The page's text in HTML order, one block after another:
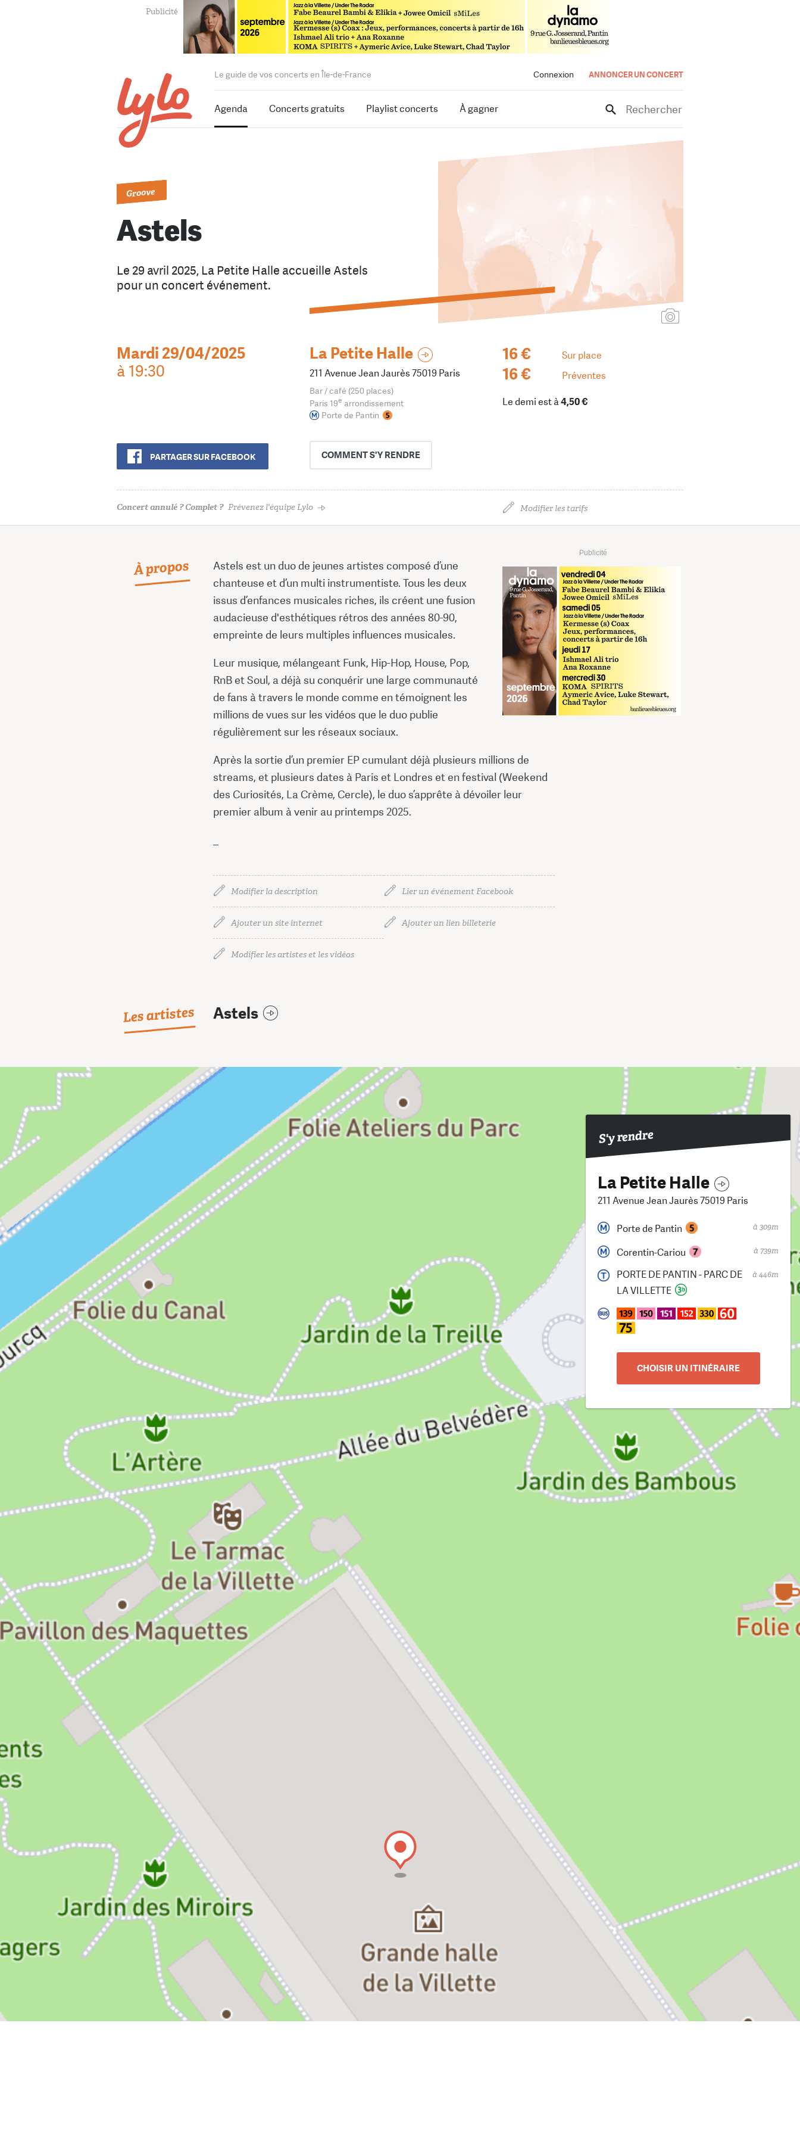
Connexion ANNONCER UN CONCERT
Le guide de vos concerts en Île-de-France
Agenda Concerts gratuits Playlist concerts À gagner Rechercher
Groove
Astels
Le 29 avril 2025, La Petite Halle accueille Astels
pour un concert événement.
Mardi 29/04/2025
à 19:30
PARTAGER SUR FACEBOOK
La Petite Halle
211 Avenue Jean Jaurès 75019 Paris
Bar / café (250 places)
Paris 19e arrondissement
Porte de Pantin
COMMENTS'Y RENDRE
16 € Sur place
16 € Préventes
Le demi est à4,50 €
Concert annulé ? Complet ? Prévenez l'équipe Lylo Modifier les tarifs
À propos
Publicité
Astels est un duo de jeunes artistes composé d’une
chanteuse et d’un multi instrumentiste. Tous les deux
issus d’enfances musicales riches, ils créent une fusion
audacieuse d'esthétiques rétros des années 80-90,
empreinte de leurs multiples influences musicales.
Leur musique, mélangeant Funk, Hip-Hop, House, Pop,
RnB et Soul, a déjà su conquérir une large communauté
de fans à travers le monde comme en témoignent les
millions de vues sur les vidéos que le duo publie
régulièrement sur les réseaux sociaux.
Après la sortie d’un premier EP cumulant déjà plusieurs millions de
streams, et plusieurs dates à Paris et Londres et en festival (Weekend
des Curiosités, La Crème, Cercle), le duo s’apprête à dévoiler leur
premier album à venir au printemps 2025.
Modifier la description Lier un événement Facebook
Ajouter un site internet Ajouter un lien billeterie
Modifier les artistes et les vidéos
Les artistes Astels
S'y rendre
La Petite Halle
211 Avenue Jean Jaurès 75019 Paris
Porte de Pantin à 309m
Corentin-Cariou à 739m
PORTE DE PANTIN - PARC DE
LA VILLETTE
à 446m
CHOISIR UN ITINÉRAIRE